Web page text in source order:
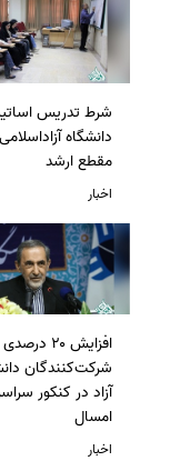
شرط تدریس
دانشگاه
مقطع ارشد
اخبار
افزایش ۲۰ درصدی
شرکت‌کنندگان
آزاد در کنکور
امسال
اخبار